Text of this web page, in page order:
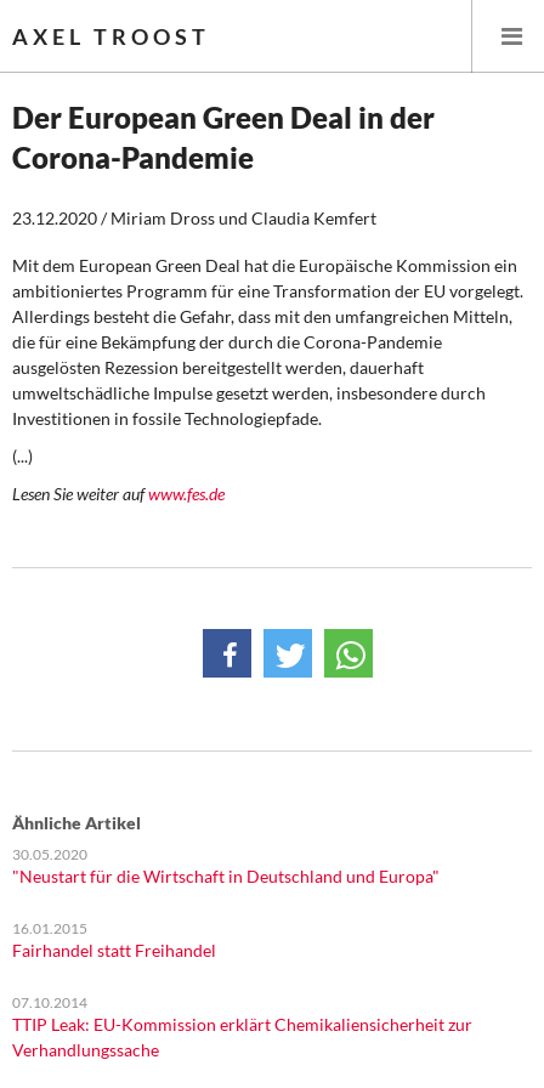
AXEL TROOST
Startseite
Themen
Leitlinien linker Wirtschafts- und Finanzpolitik
Wirtschaftspolitik
Steuer- und Finanzpolitik
Eurokrise und Griechenland
Über mich
Der European Green Deal in der
Corona-Pandemie
23.12.2020 / Miriam Dross und Claudia Kemfert
Mit dem European Green Deal hat die Europäische Kommission ein
ambitioniertes Programm für eine Transformation der EU vorgelegt.
Allerdings besteht die Gefahr, dass mit den umfangreichen Mitteln,
die für eine Bekämpfung der durch die Corona-Pandemie
ausgelösten Rezession bereitgestellt werden, dauerhaft
umweltschädliche Impulse gesetzt werden, insbesondere durch
Investitionen in fossile Technologiepfade.
(...)
Lesen Sie weiter aufwww.fes.de
Ähnliche Artikel
30.05.2020
"Neustart für die Wirtschaft in Deutschland und Europa"
16.01.2015
Fairhandel statt Freihandel
07.10.2014
TTIP Leak: EU-Kommission erklärt Chemikaliensicherheit zur
Verhandlungssache